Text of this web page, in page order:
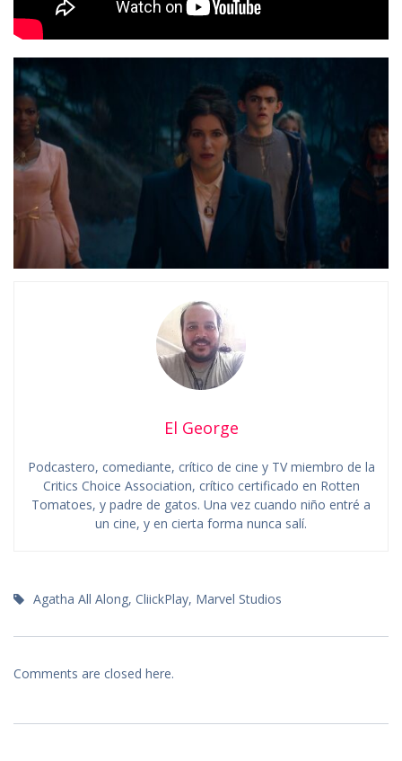
El George
Podcastero, comediante, crítico de cine y TV miembro de la
Critics Choice Association, crítico certificado en Rotten
Tomatoes, y padre de gatos. Una vez cuando niño entré a
un cine, y en cierta forma nunca salí.
Agatha All Along, CliickPlay, Marvel Studios
Comments are closed here.